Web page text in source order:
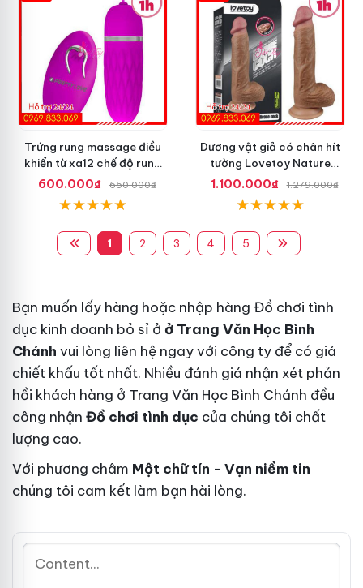
Trứng rung massage điều
khiển từ xa12 chế độ rung
Pretty Love
600.000₫ 650.000₫
Dương vật giả có chân hít
tường Lovetoy Nature
Cock dài 8.5 inch
1.100.000₫ 1.279.000₫
1 2 3 4 5
Bạn muốn lấy hàng hoặc nhập hàng Đồ chơi tình
dục kinh doanh bỏ sỉ ở ở Trang Văn Học Bình
Chánh vui lòng liên hệ ngay với công ty để có giá
chiết khấu tốt nhất. Nhiều đánh giá nhận xét phản
hồi khách hàng ở Trang Văn Học Bình Chánh đều
công nhận Đồ chơi tình dục của chúng tôi chất
lượng cao.
Với phương châm Một chữ tín - Vạn niềm tin
chúng tôi cam kết làm bạn hài lòng.